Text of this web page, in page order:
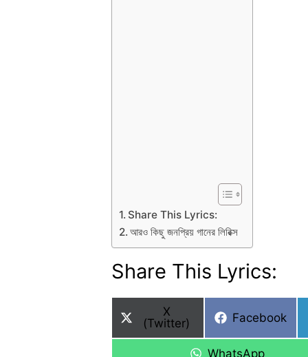
Share This Lyrics:
আরও কিছু জনপ্রিয় গানের লিরিক্স
Share This Lyrics:
Share
on
X
(Twitter)
Share
Facebook
Share
WhatsApp